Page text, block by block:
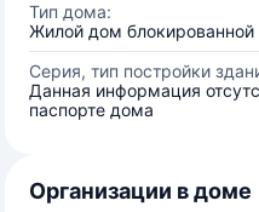
Тип дома:
Жилой дом блокированной
Серия, тип постройки
Данная информация
паспорте дома
Организации в доме